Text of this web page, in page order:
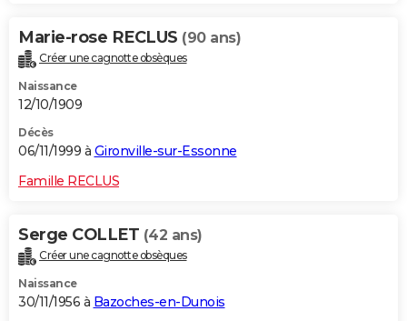
Marie-rose RECLUS (90 ans)
Créer une cagnotte obsèques
Naissance
12/10/1909
Décès
06/11/1999 à Gironville-sur-Essonne
Famille RECLUS
Serge COLLET (42 ans)
Créer une cagnotte obsèques
Naissance
30/11/1956 à Bazoches-en-Dunois